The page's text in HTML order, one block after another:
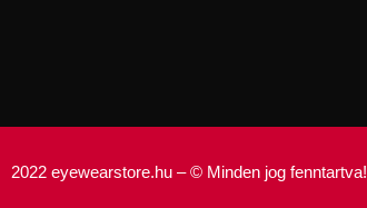
2022 eyewearstore.hu – © Minden jog fenntartva!